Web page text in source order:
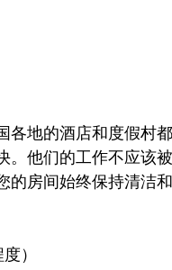
各地的酒店和度假村
他们的工作不应该被
的房间始终保持清洁
）